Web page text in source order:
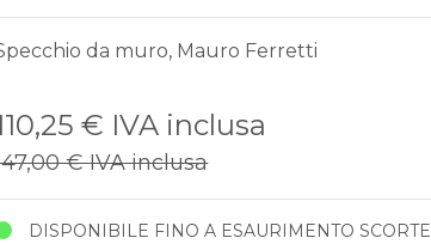
da muro, Mauro Ferretti
€ IVA inclusa
€IVA inclusa
DISPONIBILE FINO A ESAURIMENTO SCORTE